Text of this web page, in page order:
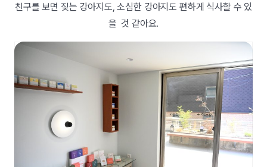
친구를 보면 짖는 강아지도, 소심한 강아지도 편하게 식사할 수 있
을 것 같아요.